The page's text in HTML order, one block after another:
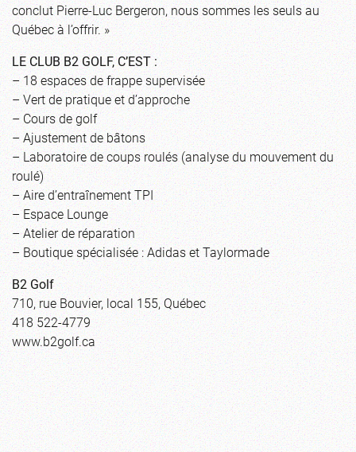
conclut Pierre-Luc Bergeron, nous sommes les seuls au
Québec à l’offrir. »
LE CLUB B2 GOLF, C’EST :
– 18 espaces de frappe supervisée
– Vert de pratique et d’approche
– Cours de golf
– Ajustement de bâtons
– Laboratoire de coups roulés (analyse du mouvement du
roulé)
– Aire d’entraînement TPI
– Espace Lounge
– Atelier de réparation
– Boutique spécialisée : Adidas et Taylormade
B2 Golf
710, rue Bouvier, local 155, Québec
418 522-4779
www.b2golf.ca